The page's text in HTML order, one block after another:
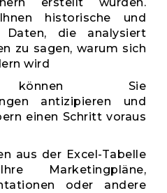
historische und
Daten, die analysiert
zu sagen, warum sich
wird
können Sie
antizipieren und
einen Schritt voraus
aus der Excel-Tabelle
Marketingpläne,
oder andere